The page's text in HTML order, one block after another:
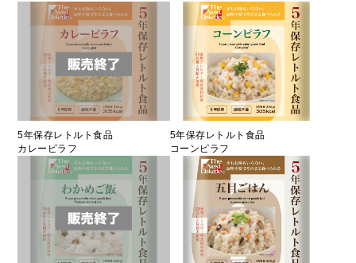
5年保存レトルト食品
カレーピラフ
5年保存レトルト食品
コーンピラフ